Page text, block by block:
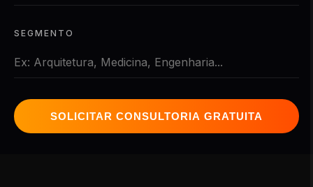
SEGMENTO
SOLICITAR CONSULTORIA GRATUITA